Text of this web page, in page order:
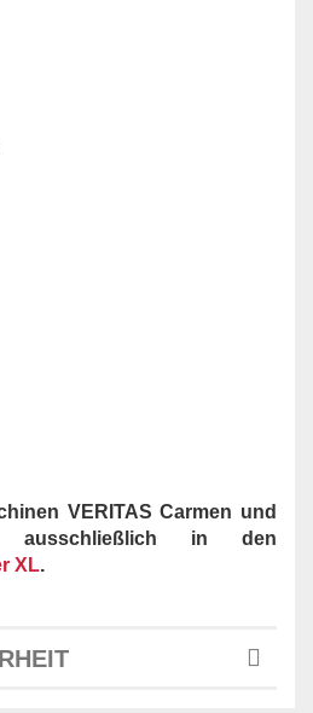
VERITAS Carmen und
ausschließlich in den
XL.